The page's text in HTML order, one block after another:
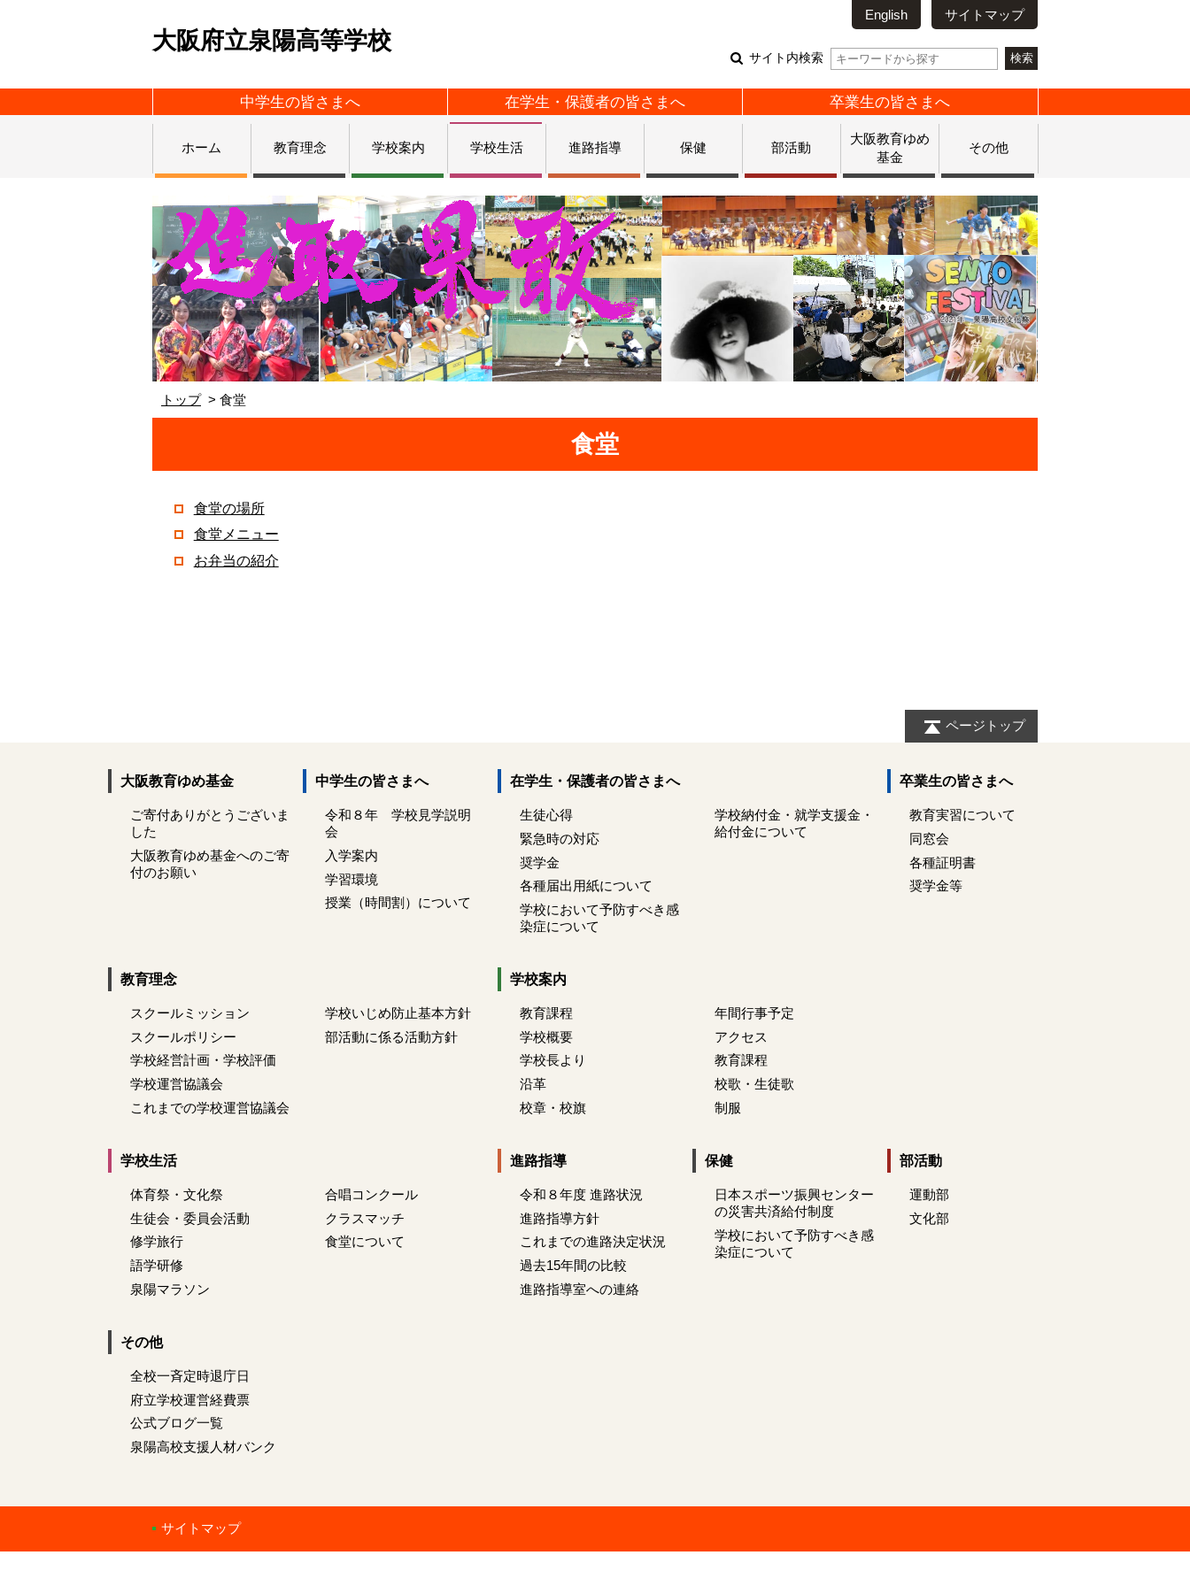
大阪府立泉陽高等学校
English サイトマップ
サイト内検索
中学生の皆さまへ 在学生・保護者の皆さまへ 卒業生の皆さまへ
ホーム 教育理念 学校案内 学校生活 進路指導 保健 部活動
大阪教育ゆめ
基金
その他
トップ 食堂
食堂
食堂の場所
食堂メニュー
お弁当の紹介
ページトップ
大阪教育ゆめ基金
ご寄付ありがとうございま
した
大阪教育ゆめ基金へのご寄
付のお願い
中学生の皆さまへ
令和８年 学校見学説明
会
入学案内
学習環境
授業（時間割）について
在学生・保護者の皆さまへ
生徒心得
緊急時の対応
奨学金
各種届出用紙について
学校において予防すべき感
染症について
学校納付金・就学支援金・
給付金について
卒業生の皆さまへ
教育実習について
同窓会
各種証明書
奨学金等
教育理念
スクールミッション
スクールポリシー
学校経営計画・学校評価
学校運営協議会
これまでの学校運営協議会
学校いじめ防止基本方針
部活動に係る活動方針
学校案内
教育課程
学校概要
学校長より
沿革
校章・校旗
年間行事予定
アクセス
教育課程
校歌・生徒歌
制服
学校生活
体育祭・文化祭
生徒会・委員会活動
修学旅行
語学研修
泉陽マラソン
合唱コンクール
クラスマッチ
食堂について
進路指導
令和８年度 進路状況
進路指導方針
これまでの進路決定状況
過去15年間の比較
進路指導室への連絡
保健
日本スポーツ振興センター
の災害共済給付制度
学校において予防すべき感
染症について
部活動
運動部
文化部
その他
全校一斉定時退庁日
府立学校運営経費票
公式ブログ一覧
泉陽高校支援人材バンク
サイトマップ